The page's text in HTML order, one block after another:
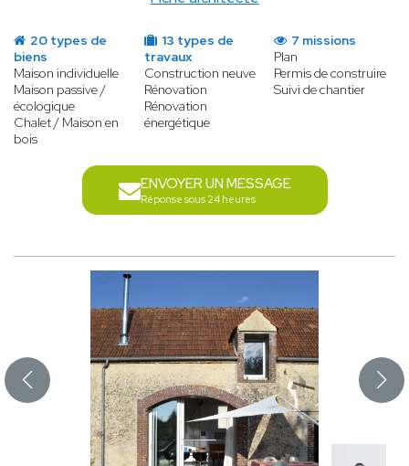
20 types de
biens
Maison individuelle
Maison passive /
écologique
Chalet / Maison en
bois
13 types de
travaux
Construction neuve
Rénovation
Rénovation
énergétique
7 missions
Plan
Permis de construire
Suivi de chantier
ENVOYER UN MESSAGE
Réponse sous 24 heures